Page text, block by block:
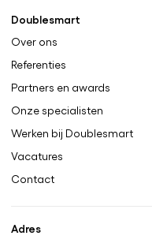
Doublesmart
Over ons
Referenties
Partners en awards
Onze specialisten
Werken bij Doublesmart
Vacatures
Contact
Adres